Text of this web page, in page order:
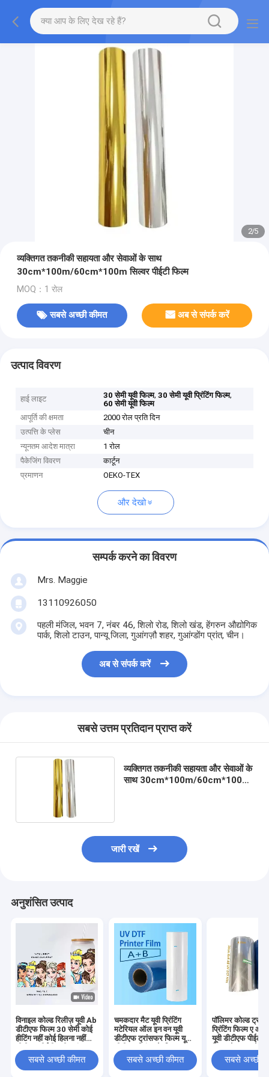
2/5
व्यक्तिगत तकनीकी सहायता और सेवाओं के साथ
30cm*100m/60cm*100m सिल्वर पीईटी फिल्म
MOQ：1 रोल
सबसे अच्छी कीमत अब से संपर्क करें
उत्पाद विवरण
हाई लाइट 30 सेमी यूवी फिल्म,30 सेमी यूवी प्रिंटिंग फिल्म,
60 सेमी यूवी फिल्म
आपूर्ति की क्षमता
2000 रोल प्रति दिन
उत्पत्ति के प्लेस
चीन
न्यूनतम आदेश मात्रा
1 रोल
पैकेजिंग विवरण
कार्टून
प्रमाणन
OEKO-TEX
और देखो
सम्पर्क करने का विवरण
Mrs. Maggie
13110926050
पहली मंजिल, भवन 7, नंबर 46, शिलो रोड, शिलो खंड, हेंगरुन औद्योगिक
पार्क, शिलो टाउन, पान्यू जिला, गुआंगज़ौ शहर, गुआंग्डोंग प्रांत, चीन।
अब से संपर्क करें
सबसे उत्तम प्रतिदान प्राप्त करें
व्यक्तिगत तकनीकी सहायता और सेवाओं के
साथ 30cm*100m/60cm*100m
जारी रखें
अनुशंसित उत्पाद
विनाइल कोल्ड रिलीज़ यूवी Ab
डीटीएफ फिल्म 30 सेमी कोई
हीटिंग नहीं कोई हिलना नहीं
फिल्मसबसे अच्छी कीमत
चमकदार मैट यूवी प्रिंटिंग
मटेरियल ऑल इन वन यूवी
डीटीएफ ट्रांसफर फिल्म यूवी
सबसे अच्छी कीमत
पॉलिमर कोल्ड
प्रिंटिंग फिल्म ए और
यूवी डीटीएफ पीईटी
सबसे अच्छी